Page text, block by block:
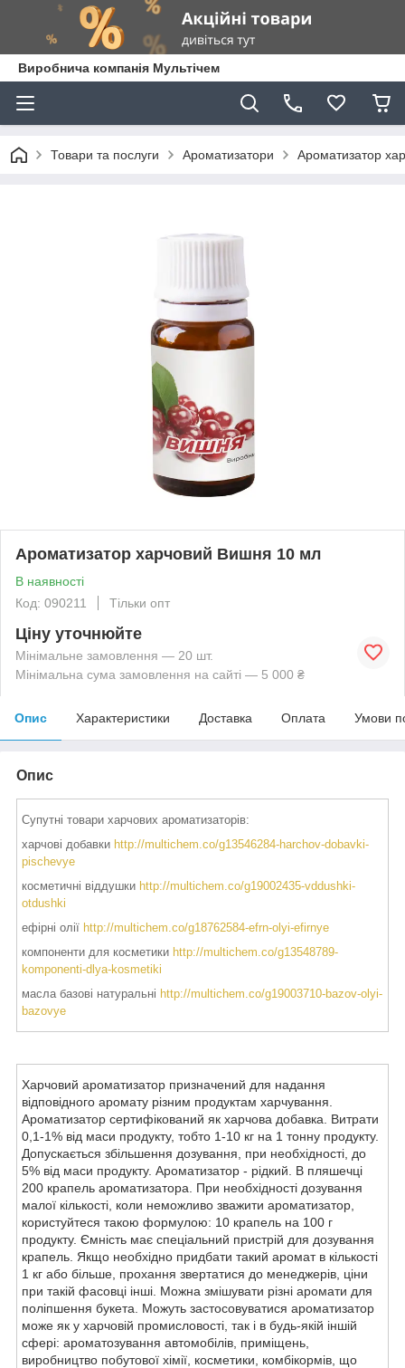
Виробнича компанія Мультічем
Товари та послуги Ароматизатори Ароматизатор
Ароматизатор харчовий Вишня 10 мл
В наявності
Код: 090211
Тільки опт
Ціну уточнюйте
Мінімальне замовлення — 20 шт.
Мінімальна сума замовлення на сайті — 5 000 ₴
Опис Характеристики Доставка Оплата Умови
Опис
Супутні товари харчових ароматизаторів:
харчові добавки http://multichem.co/g13546284-harchov-dobavki-
pischevye
косметичні віддушки http://multichem.co/g19002435-vddushki-
otdushki
ефірні олії http://multichem.co/g18762584-efrn-olyi-efirnye
компоненти для косметики http://multichem.co/g13548789-
komponenti-dlya-kosmetiki
масла базові натуральні http://multichem.co/g19003710-bazov-olyi-
bazovye
Харчовий ароматизатор призначений для надання
відповідного аромату різним продуктам харчування.
Ароматизатор сертифікований як харчова добавка. Витрати
0,1-1% від маси продукту, тобто 1-10 кг на 1 тонну продукту.
Допускається збільшення дозування, при необхідності, до
5% від маси продукту. Ароматизатор - рідкий. В пляшечці
200 крапель ароматизатора. При необхідності дозування
малої кількості, коли неможливо зважити ароматизатор,
користуйтеся такою формулою: 10 крапель на 100 г
продукту. Ємність має спеціальний пристрій для дозування
крапель. Якщо необхідно придбати такий аромат в кількості
1 кг або більше, прохання звертатися до менеджерів, ціни
при такій фасовці інші. Можна змішувати різні аромати для
поліпшення букета. Можуть застосовуватися ароматизатор
може як у харчовій промисловості, так і в будь-якій іншій
сфері: ароматозування автомобілів, приміщень,
виробництво побутової хімії, косметики, комбікормів, що